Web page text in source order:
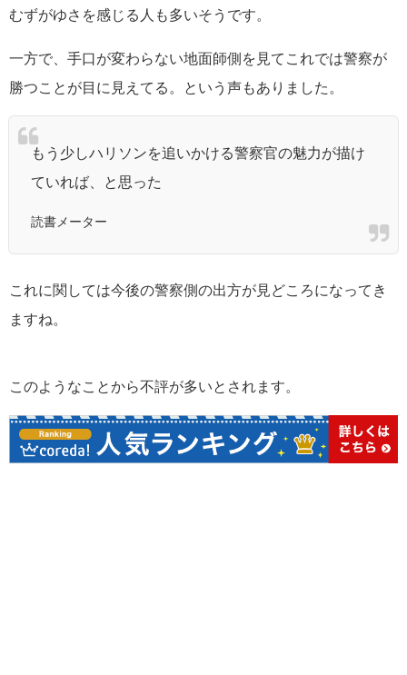
むずがゆさを感じる人も多いそうです。
一方で、手口が変わらない地面師側を見てこれでは警察が
勝つことが目に見えてる。という声もありました。
もう少しハリソンを追いかける警察官の魅力が描け
ていれば、と思った
読書メーター
これに関しては今後の警察側の出方が見どころになってき
ますね。
このようなことから不評が多いとされます。